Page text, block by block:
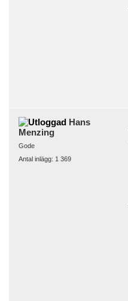
Hans
Menzing
Gode
Antal inlägg: 1 369